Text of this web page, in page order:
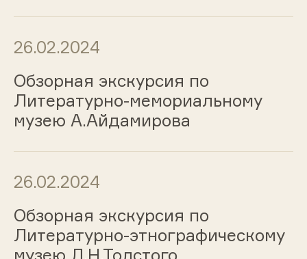
26.02.2024
Обзорная экскурсия по
Литературно-мемориальному
музею А.Айдамирова
26.02.2024
Обзорная экскурсия по
Литературно-этнографическому
музею Л.Н.Толстого